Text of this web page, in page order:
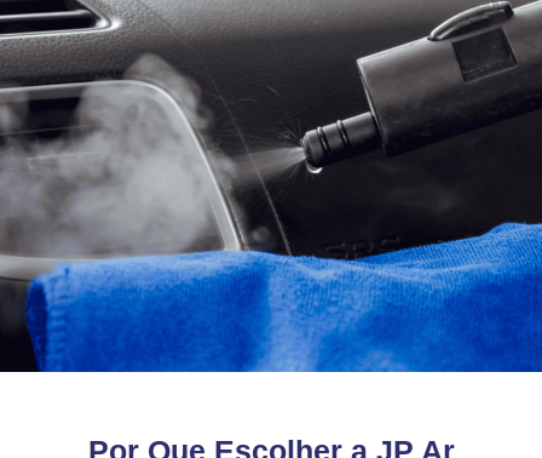
Por Que Escolher a JP Ar